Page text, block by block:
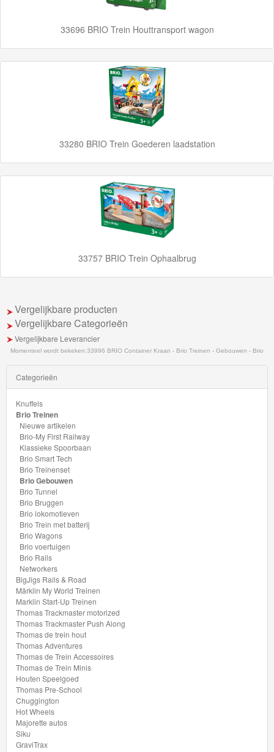
Accessoires
Thomas
Speelgoed
Thomas
Majorette
autos
Siku
GraviTrax
Little
Dutch
Super
Mario
Disney
Cars
3
Aanbiedingen
Märklin
H0
Treinen
33696 BRIO Trein Houttransport wagon
33280 BRIO Trein Goederen laadstation
33757 BRIO Trein Ophaalbrug
Vergelijkbare producten
Vergelijkbare Categorieën
Vergelijkbare Leverancier
Momenteel wordt bekeken:33996 BRIO Container Kraan - Brio Treinen - Gebouwen - Brio
Categorieën
Knuffels
Brio Treinen
Nieuwe artikelen
Brio-My First Railway
Klassieke Spoorbaan
Brio Smart Tech
Brio Treinenset
Brio Gebouwen
Brio Tunnel
Brio Bruggen
Brio lokomotieven
Brio Trein met batterij
Brio Wagons
Brio voertuigen
Brio Rails
Networkers
BigJigs Rails & Road
Märklin My World Treinen
Marklin Start-Up Treinen
Thomas Trackmaster motorized
Thomas Trackmaster Push Along
Thomas de trein hout
Thomas Adventures
Thomas de Trein Accessoires
Thomas de Trein Minis
Houten Speelgoed
Thomas Pre-School
Chuggington
Hot Wheels
Majorette autos
Siku
GraviTrax